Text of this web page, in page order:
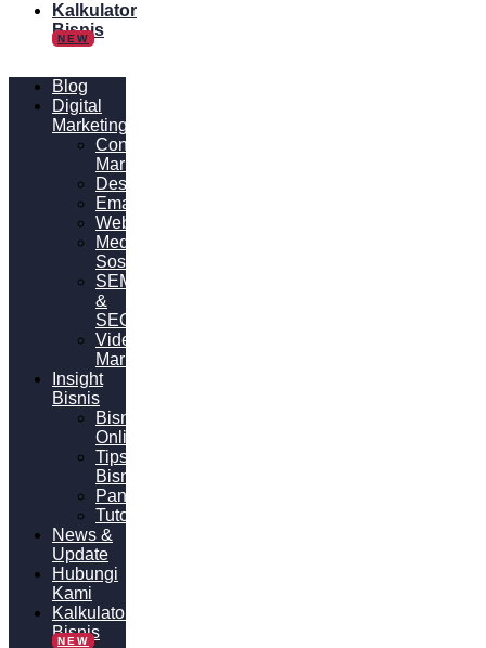
Kalkulator
Bisnis
NEW
Blog
Digital
Marketing
Content
Marketing
Desain
Email
Website
Media
Sosial
SEM
&
SEO
Video
Marketing
Insight
Bisnis
Bisnis
Online
Tips
Bisnis
Panduan
Tutorial
News &
Update
Hubungi
Kami
Kalkulator
Bisnis
NEW